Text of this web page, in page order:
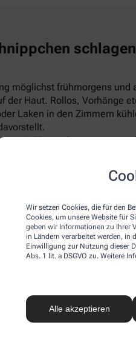
Wir setzen Cookies, die für den
Cookies, um unsere Website für
geben wir Informationen zu Ihrer
in Ländern verarbeitet werden, in
Einwilligung zur Nutzung dieser
Abs. 1 lit. a DSGVO zu. Weitere
Alle akzeptieren
schlagen
möglichst frühmorgens
der Haut. Rollos, Vorhänge
Laken in den Zimmern
ein Thermalwasserspray
Fußbad oder feuchte
zum Beispiel aus
es im Baumarkt schon für
trinken, um den
wir zu wenig, sind
auch
Menschen. Als